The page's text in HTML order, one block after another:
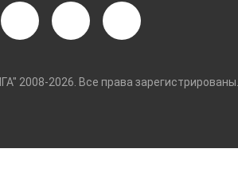
2008-2026. Все права